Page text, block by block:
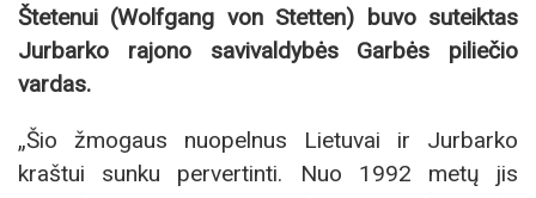
Štetenui (Wolfgang von Stetten) buvo suteiktas
Jurbarko rajono savivaldybės Garbės piliečio
vardas.
„Šio žmogaus nuopelnus Lietuvai ir Jurbarko
kraštui sunku pervertinti. Nuo 1992 metų jis